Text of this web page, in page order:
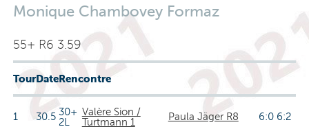
Monique Chambovey Formaz
55+ R6 3.59
TourDateRencontre
1 30.5 30+
2L
Valère Sion /
Turtmann 1
Paula Jäger R8 6:0 6:2